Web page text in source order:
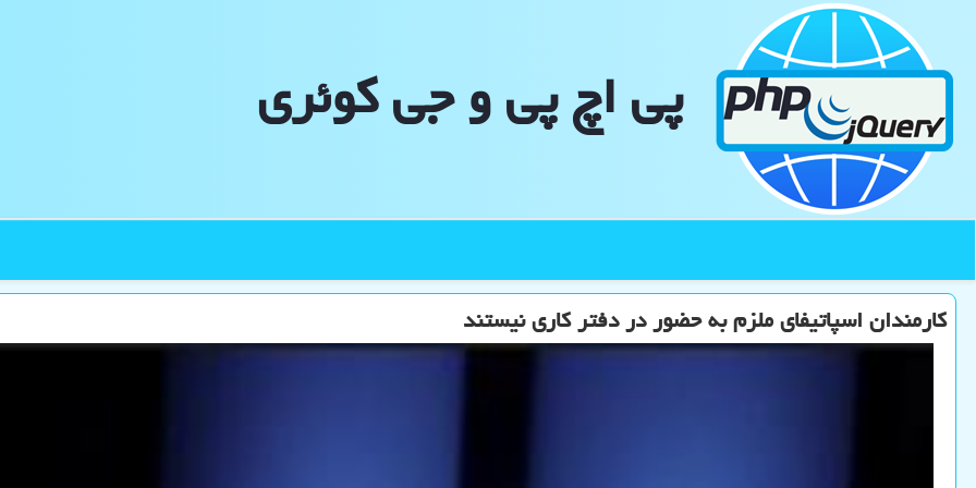
پی اچ پی و جی كوئری
كارمندان اسپاتیفای ملزم به حضور در دفتر كاری نیستند